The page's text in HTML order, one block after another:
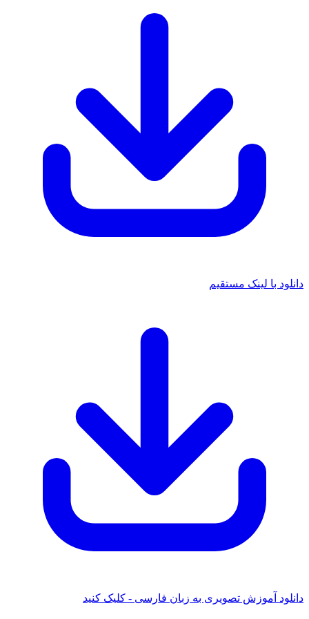
با لینک مستقیم
آموزش تصویری به زبان فارسی - کلیک کنید